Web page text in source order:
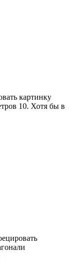
картинку
10. Хотя бы в